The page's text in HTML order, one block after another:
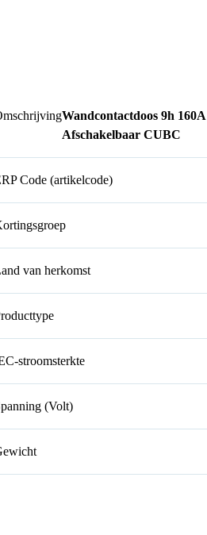
Wandcontactdoos 9h
Afschakelbaar CUBC
Code (artikelcode)
van herkomst
stroomsterkte
(Volt)